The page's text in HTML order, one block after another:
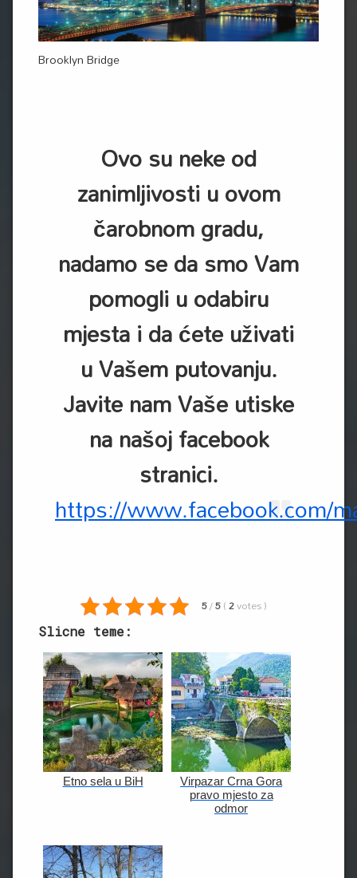
Brooklyn Bridge
Ovo su neke od
zanimljivosti u ovom
čarobnom gradu,
nadamo se da smo Vam
pomogli u odabiru
mjesta i da ćete uživati
u Vašem putovanju.
Javite nam Vaše utiske
na našoj facebook
stranici.
https://www.facebook.com/
5/5(2votes)
Slicne teme:
Etno sela u BiH
Virpazar Crna Gora
pravo mjesto za
odmor